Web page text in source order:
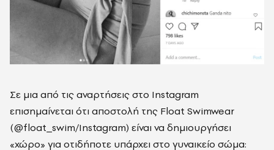
Σε μια από τις αναρτήσεις στο Instagram
επισημαίνεται ότι αποστολή της Float Swimwear
(@float_swim/Instagram) είναι να δημιουργήσει
«χώρο» για οτιδήποτε υπάρχει στο γυναικείο σώμα: